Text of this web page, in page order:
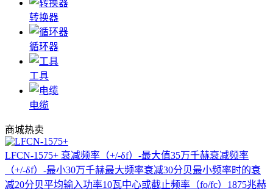
转换器
循环器
工具
电缆
商城热卖
LFCN-1575+ 衰减频率（+/-δf）-最大值35万千赫衰减频率
（+/-δf）-最小30万千赫最大频率衰减30分贝最小频率时的衰
减20分贝平均输入功率10瓦中心或截止频率（fo/fc）1875兆赫